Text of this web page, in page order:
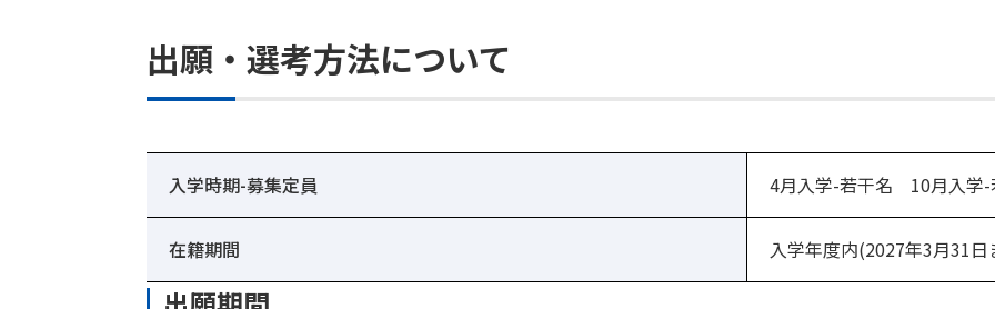
出願・選考方法について
入学時期-募集定員 4月入学-若干名 10月入学-
在籍期間 入学年度内(2027年3月31日